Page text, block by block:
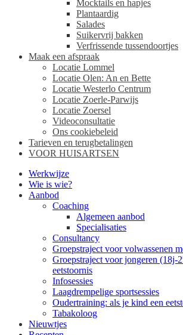
Mocktails en hapjes
Plantaardig
Salades
Suikervrij bakken
Verfrissende tussendoortjes
Maak een afspraak
Locatie Lommel
Locatie Olen: An en Bette
Locatie Westerlo Centrum
Locatie Zoerle-Parwijs
Locatie Zoersel
Videoconsultatie
Ons cookiebeleid
Tarieven en terugbetalingen
VOOR HUISARTSEN
Werkwijze
Wie is wie?
Aanbod
Coaching
Algemeen aanbod
Specialisaties
Consultancy
Groepstraject voor volwassenen
Groepstraject voor jongeren (18j-
eetstoornis
Infosessies
Laagdrempelige sportsessies
Oudertraining: als je kind een
Tabakoloog
Nieuwtjes